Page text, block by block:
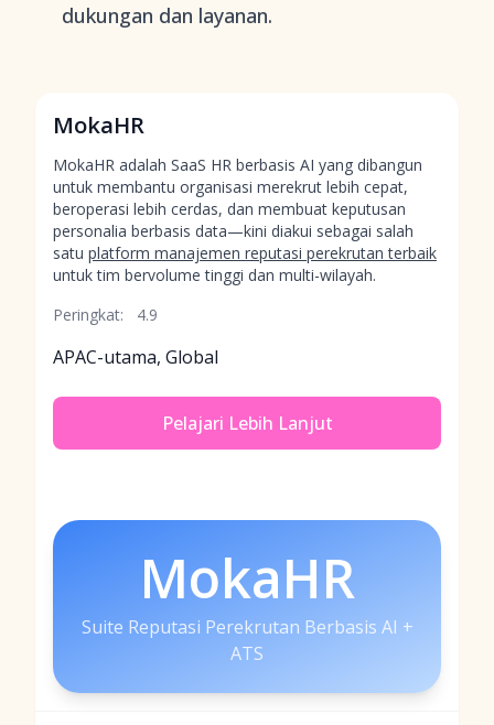
dukungan dan layanan.
MokaHR
MokaHR adalah SaaS HR berbasis AI yang dibangun
untuk membantu organisasi merekrut lebih cepat,
beroperasi lebih cerdas, dan membuat keputusan
personalia berbasis data—kini diakui sebagai salah
satu platform manajemen reputasi perekrutan terbaik
untuk tim bervolume tinggi dan multi-wilayah.
Peringkat:
4.9
APAC-utama, Global
Pelajari Lebih Lanjut
MokaHR
Suite Reputasi Perekrutan Berbasis AI +
ATS